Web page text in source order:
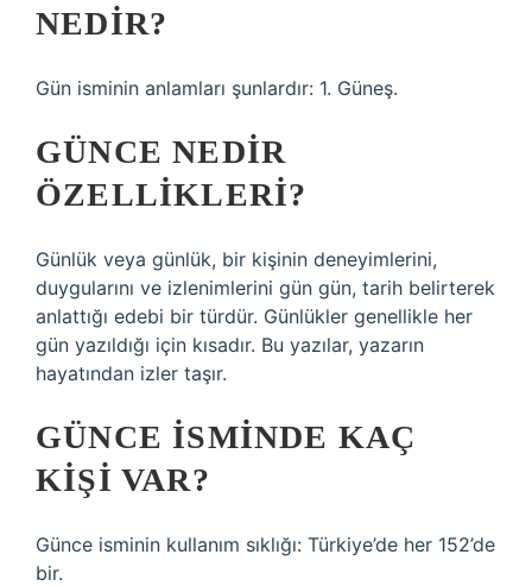
NEDIR?
Gün isminin anlamları şunlardır: 1. Güneş.
GÜNCE NEDIR
ÖZELLIKLERI?
Günlük veya günlük, bir kişinin deneyimlerini,
duygularını ve izlenimlerini gün gün, tarih belirterek
anlattığı edebi bir türdür. Günlükler genellikle her
gün yazıldığı için kısadır. Bu yazılar, yazarın
hayatından izler taşır.
GÜNCE ISMINDE KAÇ
KIŞI VAR?
Günce isminin kullanım sıklığı: Türkiye’de her 152’de
bir.